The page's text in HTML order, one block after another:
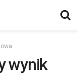
wynik